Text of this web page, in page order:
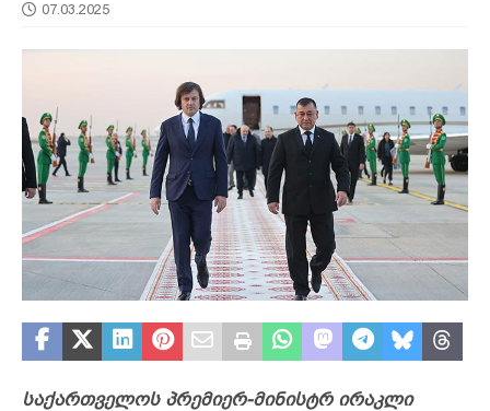
07.03.2025
საქართველოს პრემიერ-მინისტრ ირაკლი